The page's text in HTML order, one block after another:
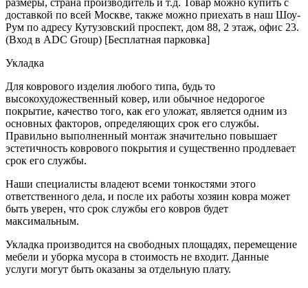
размеры, страна производитель и т.д. Товар можно купить с
доставкой по всей Москве, также можно приехать в наш Шоу-
Рум по адресу Кутузовский проспект, дом 88, 2 этаж, офис 23.
(Вход в ADC Group) [Бесплатная парковка]
Укладка
Для коврового изделия любого типа, будь то
высокохудожественный ковер, или обычное недорогое
покрытие, качество того, как его уложат, является одним из
основных факторов, определяющих срок его службы.
Правильно выполненный монтаж значительно повышает
эстетичность коврового покрытия и существенно продлевает
срок его службы.
Наши специалисты владеют всеми тонкостями этого
ответственного дела, и после их работы хозяин ковра может
быть уверен, что срок службы его ковров будет
максимальным.
Укладка производится на свободных площадях, перемещение
мебели и уборка мусора в стоимость не входит. Данные
услуги могут быть оказаны за отдельную плату.